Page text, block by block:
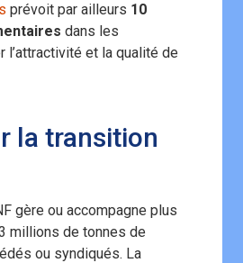
prévoit par ailleurs 10
dans les
et la qualité de
la transition
gère ou accompagne plus
millions de tonnes de
ou syndiqués. La